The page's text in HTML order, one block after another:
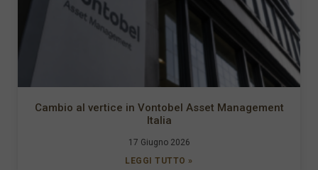
Cambio al vertice in Vontobel Asset Management
Italia
17 Giugno 2026
LEGGI TUTTO »